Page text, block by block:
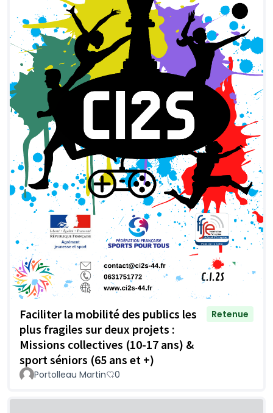
Faciliter la mobilité des publics les
plus fragiles sur deux projets :
Missions collectives (10-17 ans) &
sport séniors (65 ans et +)
Retenue
Portolleau Martin 0